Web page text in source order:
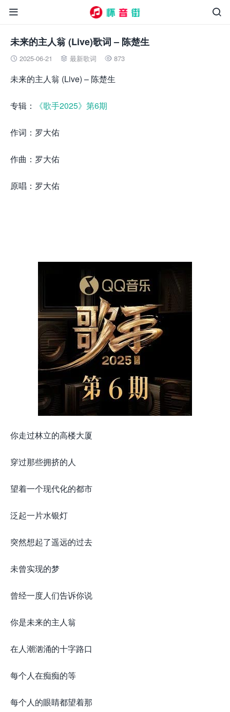


未来的主人翁 (Live)歌词 – 陈楚生
 2025-06-21  最新歌词  873
未来的主人翁 (Live) – 陈楚生
专辑： 《歌手2025》第6期
作词：罗大佑
作曲：罗大佑
原唱：罗大佑
你走过林立的高楼大厦
穿过那些拥挤的人
望着一个现代化的都市
泛起一片水银灯
突然想起了遥远的过去
未曾实现的梦
曾经一度人们告诉你说
你是未来的主人翁
在人潮汹涌的十字路口
每个人在痴痴的等
每个人的眼睛都望着那